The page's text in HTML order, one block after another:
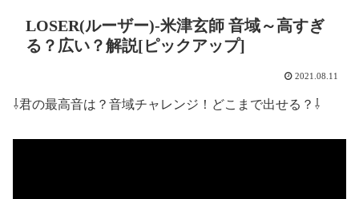
LOSER(ルーザー)-米津玄師 音域～高すぎ
る？広い？解説[ピックアップ]
2021.08.11
⇩君の最高音は？音域チャレンジ！どこまで出せる？⇩